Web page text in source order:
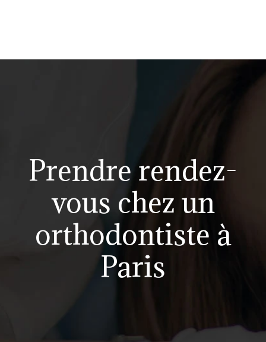
Prendre rendez-
vous chez un
orthodontiste à
Paris